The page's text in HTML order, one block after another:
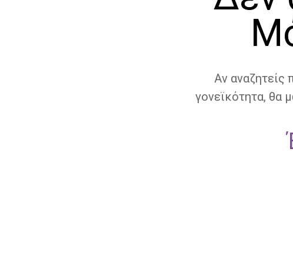
Αν αναζητείς
γονεϊκότητα, θα